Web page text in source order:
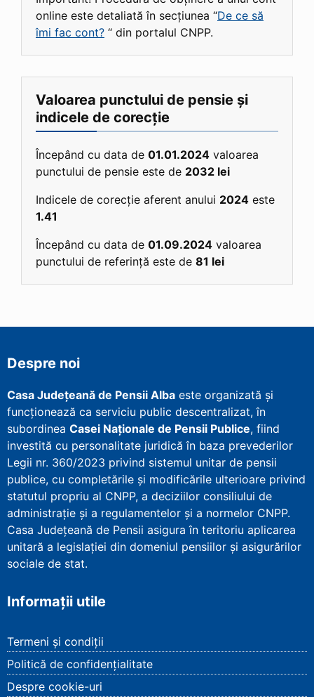
online este detaliată în secțiunea “De ce să
îmi fac cont? “ din portalul CNPP.
Valoarea punctului de pensie și
indicele de corecție
Începând cu data de 01.01.2024 valoarea
punctului de pensie este de 2032 lei
Indicele de corecție aferent anului 2024 este
1.41
Începând cu data de 01.09.2024 valoarea
punctului de referință este de 81 lei
Despre noi
Casa Județeană de Pensii Alba este organizată și
funcționează ca serviciu public descentralizat, în
subordinea Casei Naționale de Pensii Publice, fiind
investită cu personalitate juridică în baza prevederilor
Legii nr. 360/2023 privind sistemul unitar de pensii
publice, cu completările și modificările ulterioare privind
statutul propriu al CNPP, a deciziilor consiliului de
administrație și a regulamentelor și a normelor CNPP.
Casa Județeană de Pensii asigura în teritoriu aplicarea
unitară a legislației din domeniul pensiilor și asigurărilor
sociale de stat.
Informații utile
Termeni și condiții
Politică de confidențialitate
Despre cookie-uri